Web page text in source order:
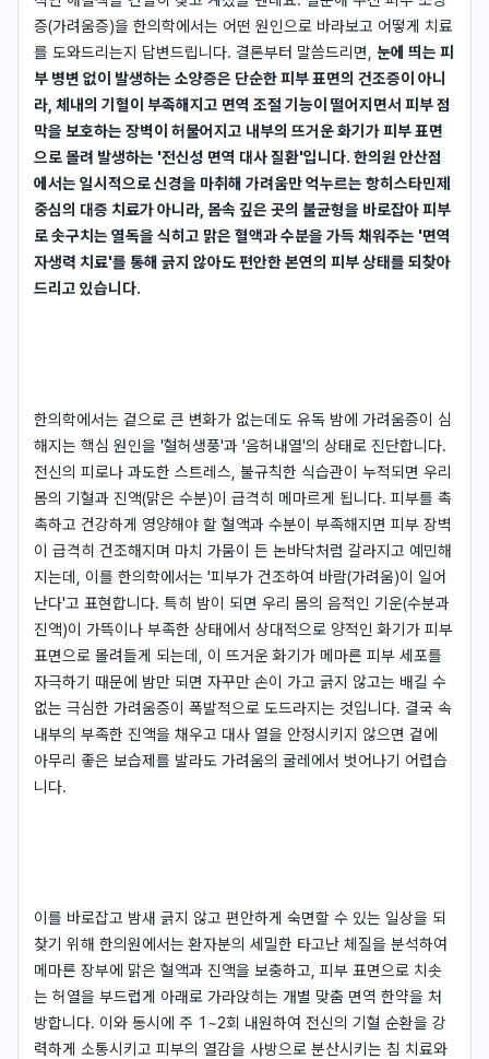
증(가려움증)을 한의학에서는 어떤 원인으로 바라보고 어떻게 치료
를 도와드리는지 답변드립니다. 결론부터 말씀드리면, 눈에 띄는 피
부 병변 없이 발생하는 소양증은 단순한 피부 표면의 건조증이 아니
라, 체내의 기혈이 부족해지고 면역 조절 기능이 떨어지면서 피부 점
막을 보호하는 장벽이 허물어지고 내부의 뜨거운 화기가 피부 표면
으로 몰려 발생하는 '전신성 면역 대사 질환'입니다. 한의원 안산점
에서는 일시적으로 신경을 마취해 가려움만 억누르는 항히스타민제
중심의 대증 치료가 아니라, 몸속 깊은 곳의 불균형을 바로잡아 피부
로 솟구치는 열독을 식히고 맑은 혈액과 수분을 가득 채워주는 '면역
자생력 치료'를 통해 긁지 않아도 편안한 본연의 피부 상태를 되찾아
드리고 있습니다.
한의학에서는 겉으로 큰 변화가 없는데도 유독 밤에 가려움증이 심
해지는 핵심 원인을 '혈허생풍'과 '음허내열'의 상태로 진단합니다.
전신의 피로나 과도한 스트레스, 불규칙한 식습관이 누적되면 우리
몸의 기혈과 진액(맑은 수분)이 급격히 메마르게 됩니다. 피부를 촉
촉하고 건강하게 영양해야 할 혈액과 수분이 부족해지면 피부 장벽
이 급격히 건조해지며 마치 가뭄이 든 논바닥처럼 갈라지고 예민해
지는데, 이를 한의학에서는 '피부가 건조하여 바람(가려움)이 일어
난다'고 표현합니다. 특히 밤이 되면 우리 몸의 음적인 기운(수분과
진액)이 가뜩이나 부족한 상태에서 상대적으로 양적인 화기가 피부
표면으로 몰려들게 되는데, 이 뜨거운 화기가 메마른 피부 세포를
자극하기 때문에 밤만 되면 자꾸만 손이 가고 긁지 않고는 배길 수
없는 극심한 가려움증이 폭발적으로 도드라지는 것입니다. 결국 속
내부의 부족한 진액을 채우고 대사 열을 안정시키지 않으면 겉에
아무리 좋은 보습제를 발라도 가려움의 굴레에서 벗어나기 어렵습
니다.
이를 바로잡고 밤새 긁지 않고 편안하게 숙면할 수 있는 일상을 되
찾기 위해 한의원에서는 환자분의 세밀한 타고난 체질을 분석하여
메마른 장부에 맑은 혈액과 진액을 보충하고, 피부 표면으로 치솟
는 허열을 부드럽게 아래로 가라앉히는 개별 맞춤 면역 한약을 처
방합니다. 이와 동시에 주 1~2회 내원하여 전신의 기혈 순환을 강
력하게 소통시키고 피부의 열감을 사방으로 분산시키는 침 치료와